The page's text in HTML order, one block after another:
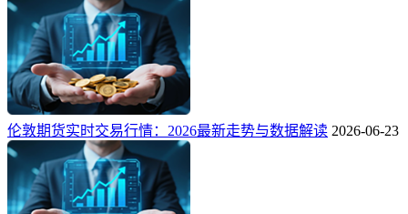
伦敦期货实时交易行情：2026最新走势与数据解读 2026-06-23